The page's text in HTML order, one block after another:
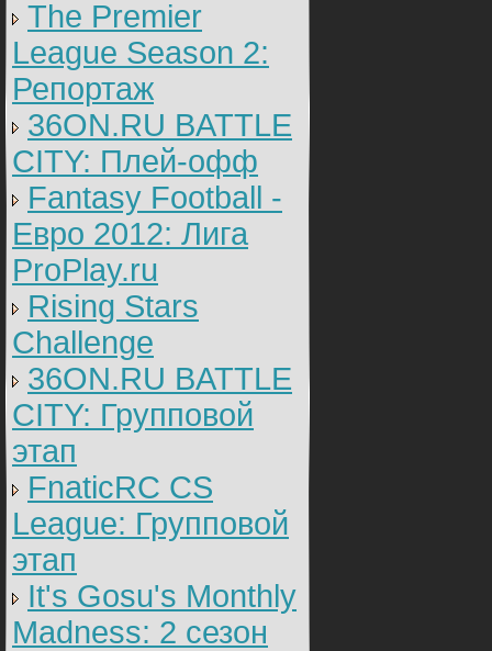
The Premier
League Season 2:
Репортаж
36ON.RU BATTLE
CITY: Плей-офф
Fantasy Football -
Евро 2012: Лига
ProPlay.ru
Rising Stars
Challenge
36ON.RU BATTLE
CITY: Групповой
этап
FnaticRC CS
League: Групповой
этап
It's Gosu's Monthly
Madness: 2 сезон